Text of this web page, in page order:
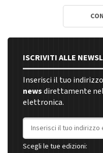
ISCRIVITI ALLE
Inserisci il tuo
newsdirettamente
elettronica.
Indirizzo email
Scegli le tue edizioni: